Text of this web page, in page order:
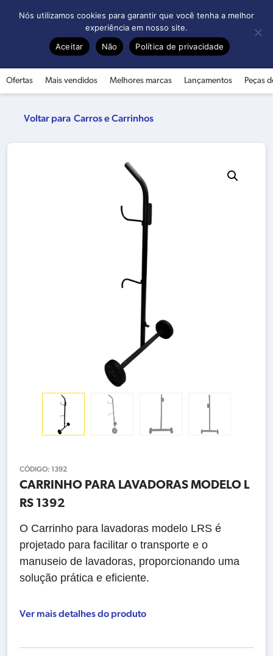
Ofertas Mais vendidos Melhores marcas Lançamentos Peças
Carros e Carrinhos
CÓDIGO: 1392
CARRINHO PARA LAVADORAS MODELO L
RS 1392
O Carrinho para lavadoras modelo LRS é
projetado para facilitar o transporte e o
manuseio de lavadoras, proporcionando uma
solução prática e eficiente.
Ver mais detalhes do produto
Nós utilizamos cookies para garantir que você tenha a melhor
experiência em nosso site.
Aceitar
Não Política de privacidade